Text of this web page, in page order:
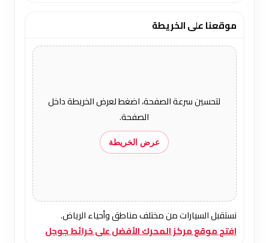
موقعنا على الخريطة
لتحسين سرعة الصفحة، اضغط لعرض الخريطة داخل
الصفحة.
عرض الخريطة
نستقبل السيارات من مختلف مناطق وأحياء الرياض.
افتح موقع مركز المحرك الأفضل على خرائط جوجل